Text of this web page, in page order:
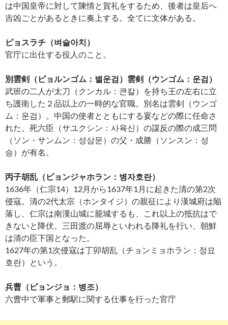
は中国皇帝に対して陳情と賀礼をするため、後者は皇后へ
吉凶ごとがあるときに奏上する。全てに文体がある。
ピョスラチ（벼슬아치）
官庁に出仕する役人のこと。
別雲剣（ピョルンゴム：별운검）雲剣（ウンゴム：운검）
武班の二人が太刀（クンカル：큰칼）を持ち王の左右に立
ち護衛した２品以上の一時的な官職。別名は雲剣（ウンゴ
ム：운검）。中国の使者とともにする宴などの際に任命さ
れた。死六臣（サユクシン：사육신）の謀反の際の成三問
（ソン・サンムン：성삼문）の父・成勝（ソンスン：성
승）が有名。
丙子胡乱（ピョンジャホラン：병자호란）
1636年（仁宗14）12月から1637年1月に起きた清の第2次
侵寇。清の2代太宗（ホンタイジ）の親征により漢城府は陥
落し、仁宗は南漢山城に籠城するも、これ以上の抵抗はで
きないと降伏。三田渡の屈辱といわれる降礼を行い、朝鮮
は清の臣下国となった。
1627年の第1次侵寇は丁卯胡乱（チョンミョホラン：정묘
호란）という。
兵曹（ピョンジョ：병조）
六曹中で軍事と郵駅に関する仕事を行った官庁